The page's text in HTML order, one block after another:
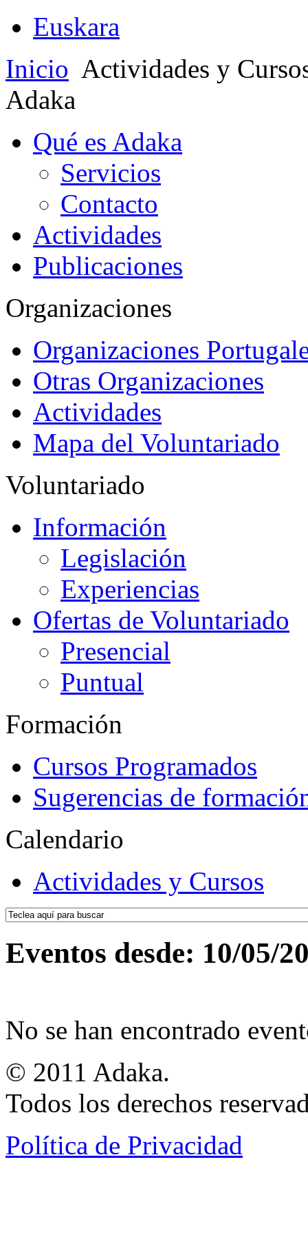
Euskara
Inicio Actividades y
Adaka
Qué es Adaka
Servicios
Contacto
Actividades
Publicaciones
Organizaciones
Organizaciones
Otras Organizaciones
Actividades
Mapa del Voluntariado
Voluntariado
Información
Legislación
Experiencias
Ofertas de Voluntariado
Presencial
Puntual
Formación
Cursos Programados
Sugerencias de
Calendario
Actividades y Cursos
Eventos desde: 10/05/
No se han encontrado
© 2011 Adaka.
Todos los derechos
Política de Privacidad